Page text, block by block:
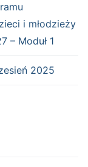
i młodzieży
– Moduł 1
2025